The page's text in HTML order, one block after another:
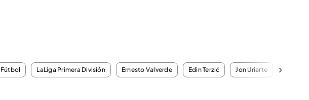
Fútbol LaLiga Primera División Ernesto Valverde Edin Terzić Jon Uriarte